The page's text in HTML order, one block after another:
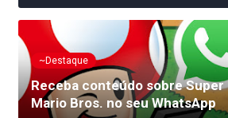
~Destaque
Receba conteúdo sobre Super
Mario Bros. no seu WhatsApp